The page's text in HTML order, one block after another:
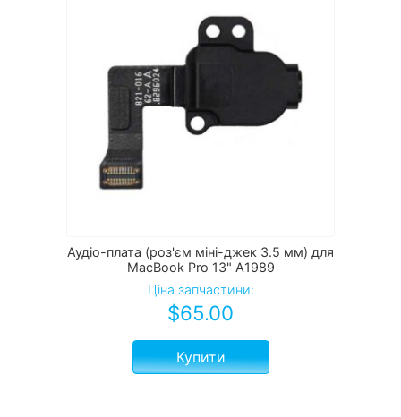
Аудіо-плата (роз'єм міні-джек 3.5 мм) для
MacBook Pro 13" A1989
Ціна запчастини:
$65.00
Купити